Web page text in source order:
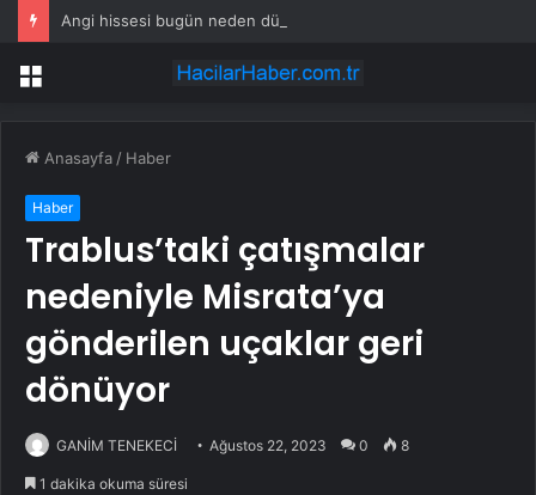
Angi hissesi bugün neden düşüyor?
Menü
Anasayfa / Haber
Haber
Trablus’taki çatışmalar
nedeniyle Misrata’ya
gönderilen uçaklar geri
dönüyor
GANİM TENEKECİ Ağustos 22, 2023 0 8
1 dakika okuma süresi